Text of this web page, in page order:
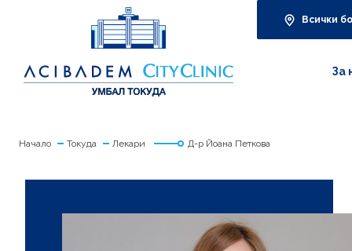
Всички
За
Начало Токуда Лекари Д-р Йоана Петкова